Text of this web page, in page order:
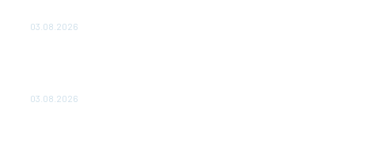
03.08.2026
03.08.2026